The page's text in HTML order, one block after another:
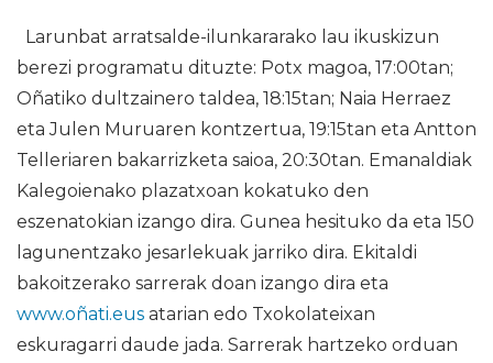
Larunbat arratsalde-ilunkararako lau ikuskizun
berezi programatu dituzte: Potx magoa, 17:00tan;
Oñatiko dultzainero taldea, 18:15tan; Naia Herraez
eta Julen Muruaren kontzertua, 19:15tan eta Antton
Telleriaren bakarrizketa saioa, 20:30tan. Emanaldiak
Kalegoienako plazatxoan kokatuko den
eszenatokian izango dira. Gunea hesituko da eta 150
lagunentzako jesarlekuak jarriko dira. Ekitaldi
bakoitzerako sarrerak doan izango dira eta
www.oñati.eus atarian edo Txokolateixan
eskuragarri daude jada. Sarrerak hartzeko orduan